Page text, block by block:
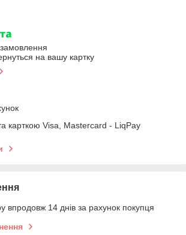
на вашу картку
карткою Visa, Mastercard - LiqPay
впродовж 14 днів за рахунок покупця